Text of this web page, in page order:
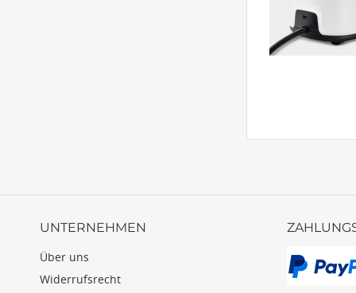
UNTERNEHMEN
Über uns
Widerrufsrecht